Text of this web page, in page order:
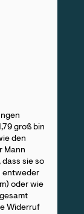
groß bin
den
Mann
dass sie so
entweder
oder wie
Widerruf